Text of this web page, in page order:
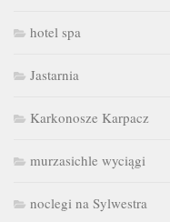
hotel spa
Jastarnia
Karkonosze Karpacz
murzasichle wyciągi
noclegi na Sylwestra